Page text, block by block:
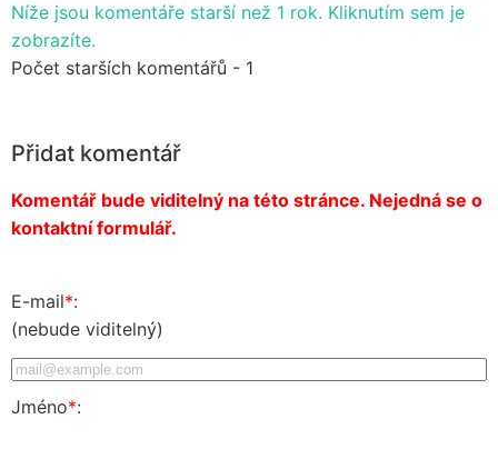
Níže jsou komentáře starší než 1 rok. Kliknutím sem je
zobrazíte.
Počet starších komentářů - 1
Přidat komentář
Komentář bude viditelný na této stránce. Nejedná se o
kontaktní formulář.
E-mail*:
(nebude viditelný)
Jméno*: